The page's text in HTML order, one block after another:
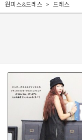
원피스&드레스 드레스